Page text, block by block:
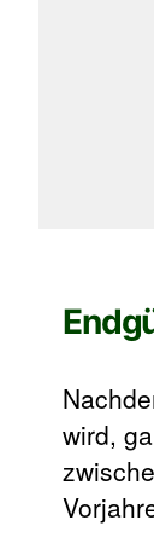
wird,